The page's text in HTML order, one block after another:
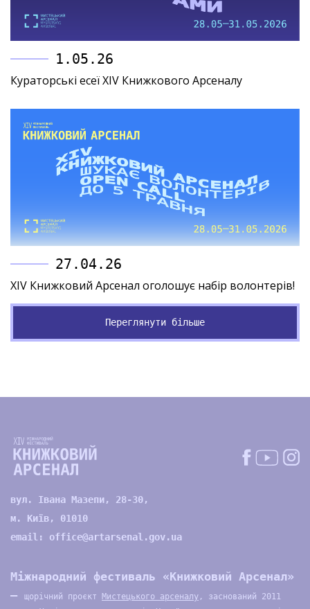
1.05.26
Кураторські есеї XIV Книжкового Арсеналу
27.04.26
XIV Книжковий Арсенал оголошує набір волонтерів!
Переглянути більше
вул. Івана Мазепи, 28-30,
м. Київ, 01010
email: office@artarsenal.gov.ua
Міжнародний фестиваль «Книжковий Арсенал»
—
щорічний проєкт Мистецького арсеналу , заснований 2011